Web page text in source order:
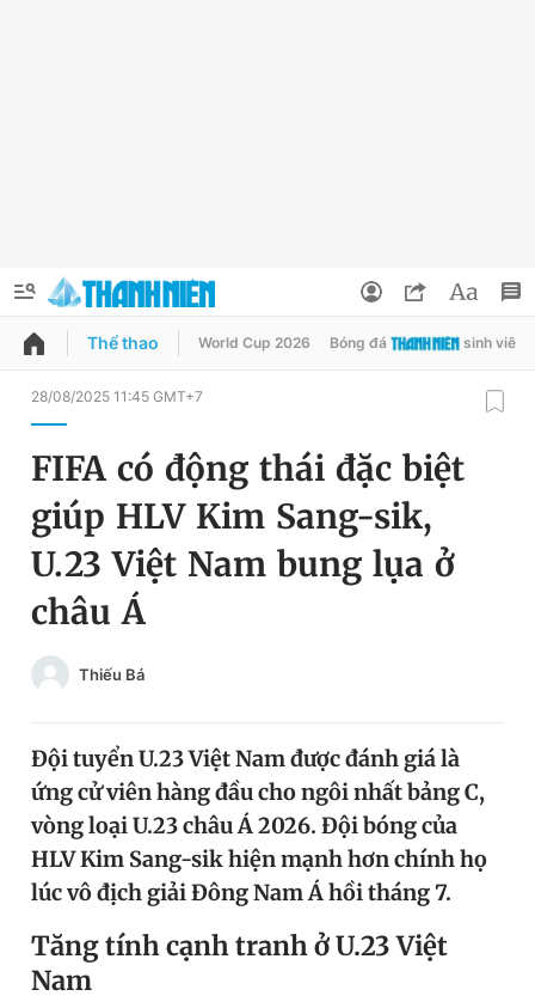
QUẢNG CÁO ĐẶT BÁO
Chuyên mục
Chuyên mục khác
Chào ngày mới
Tin thị trường
Video Magazine
Sản phẩm khác
Tiện ích Bạn cần biết
Thông tin tòa soạn
Đổi mật khẩu
Tin đã lưu
Tin đã xem
Thể thao World Cup 2026 Bóng đá sinh viên
28/08/2025 11:45 GMT+7
FIFA có động thái đặc biệt
giúp HLV Kim Sang-sik,
U.23 Việt Nam bung lụa ở
châu Á
Thiếu Bá
Đội tuyển U.23 Việt Nam được đánh giá là
ứng cử viên hàng đầu cho ngôi nhất bảng C,
vòng loại U.23 châu Á 2026. Đội bóng của
HLV Kim Sang-sik hiện mạnh hơn chính họ
lúc vô địch giải Đông Nam Á hồi tháng 7.
Tăng tính cạnh tranh ở U.23 Việt
Nam